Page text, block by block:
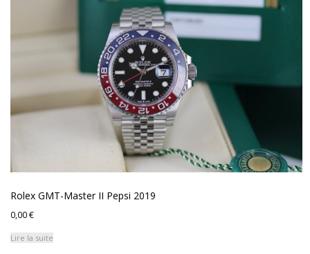
Rolex GMT-Master II Pepsi 2019
0,00€
Lire la suite